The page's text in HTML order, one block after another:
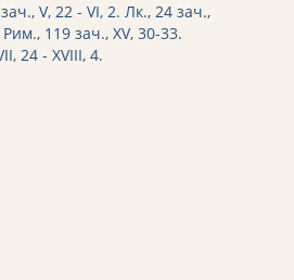
V, 22 - VI, 2. Лк., 24 зач.,
Рим., 119 зач., XV, 30-33.
24 - XVIII, 4.